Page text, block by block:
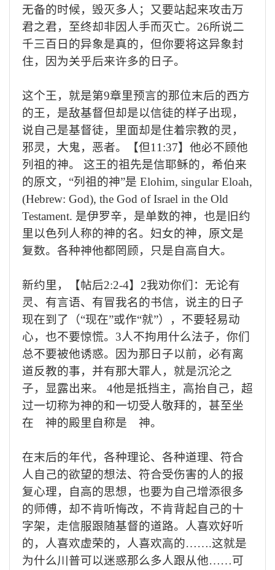
无备的时候，毁灭多人；又要站起来攻击万
君之君，至终却非因人手而灭亡。 26所说二
千三百日的异象是真的，但你要将这异象封
住，因为关乎后来许多的日子。
这个王，就是第9章里预言的那位末后的西方
的王，是敌基督但却是以信徒的样子出现，
说自己是基督徒，里面却是住着宗教的灵，
邪灵，大鬼，恶者。【但11:37】他必不顾他
列祖的神。 这王的祖先是信耶稣的，希伯来
的原文， “列祖的神”是 Elohim, singular Eloah,
(Hebrew: God), the God of Israel in the Old
Testament. 是伊罗辛，是单数的神，也是旧约
里以色列人称的神的名。妇女的神，原文是
复数。各种神他都罔顾，只是自高自大。
新约里，【帖后2:2-4】 2我劝你们：无论有
灵、有言语、有冒我名的书信，说主的日子
现在到了（“现在”或作“就”），不要轻易动
心，也不要惊慌。 3人不拘用什么法子，你们
总不要被他诱惑。因为那日子以前，必有离
道反教的事，并有那大罪人，就是沉沦之
子，显露出来。
4他是抵挡主，高抬自己，超
过一切称为神的和一切受人敬拜的，甚至坐
在 神的殿里自称是 神。
在末后的年代，各种理论、各种道理、符合
人自己的欲望的想法、符合受伤害的人的报
复心理，自高的思想，也要为自己增添很多
的师傅，却不肯听悔改，不肯背起自己的十
字架，走信服跟随基督的道路。人喜欢好听
的，人喜欢虚荣的，人喜欢高的…….这就是
为什么川普可以迷惑那么多人跟从他……可